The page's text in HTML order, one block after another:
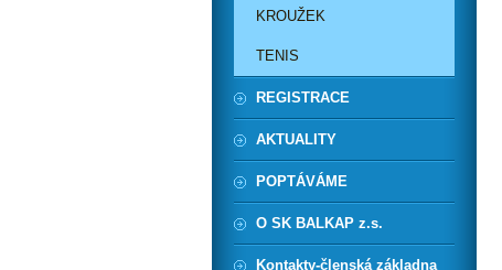
KROUŽEK
TENIS
REGISTRACE
AKTUALITY
POPTÁVÁME
O SK BALKAP z.s.
Kontakty-členská základna